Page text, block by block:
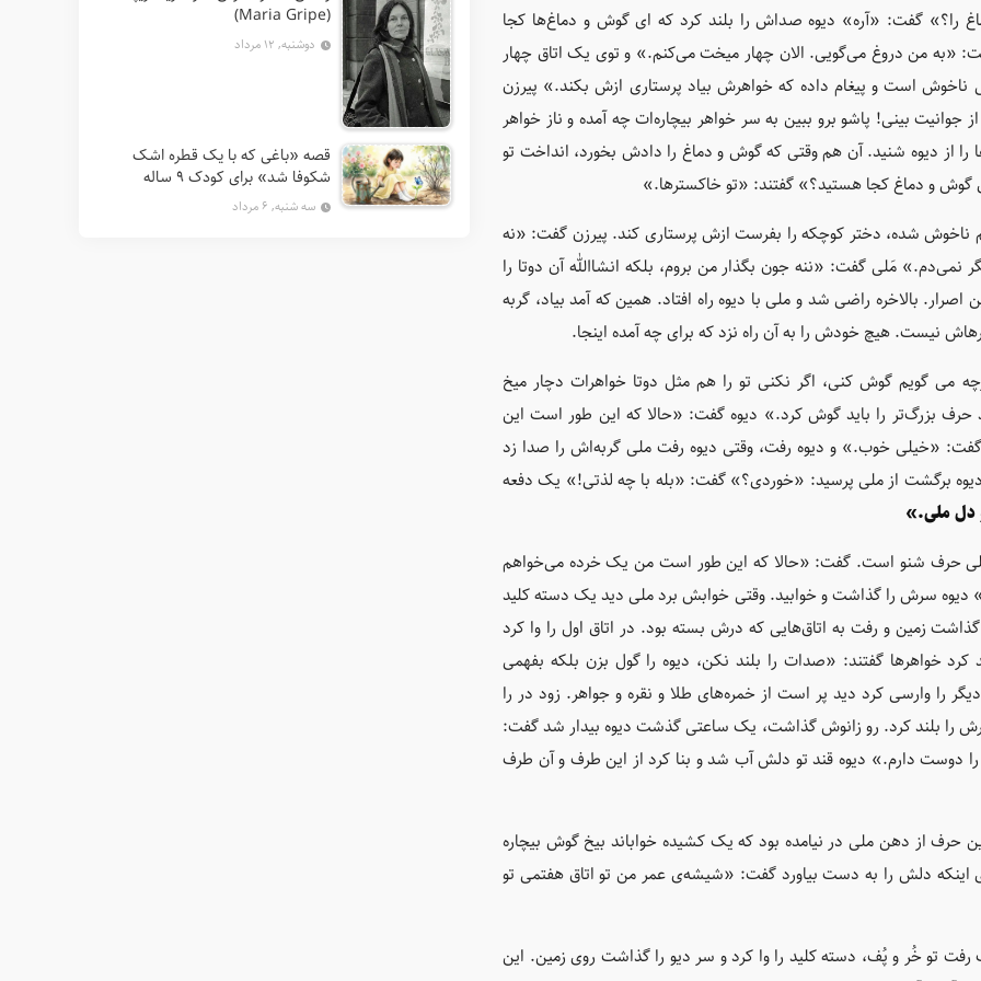
گفت: «آره» دیوه صداش را بلند کرد که‌ ای گوش و دماغ‌ها کجا
«به من دروغ می‌گویی. الان چهار میخت می‌کنم.» و توی یک اتاق چهار
است و پیغام داده که خواهرش بیاد پرستاری ازش بکند.» پیرزن
بینی! پاشو برو ببین به سر خواهر بیچاره‌ات چه آمده و ناز خواهر
را از دیوه شنید. آن هم وقتی که گوش و دماغ را دادش بخورد، انداخت تو
و دماغ کجا هستید؟» گفتند: «تو خاکسترها.»
ناخوش شده، دختر کوچکه را بفرست ازش پرستاری کند. پیرزن گفت: «نه
مَلی گفت: «ننه جون بگذار من بروم، بلکه انشاالله آن دوتا را
بالاخره راضی شد و ملی با دیوه راه افتاد. همین که آمد بیاد، گربه
نیست. هیچ خودش را به آن راه نزد که برای چه آمده اینجا.
می گویم گوش کنی، اگر نکنی تو را هم مثل دوتا خواهرات دچار میخ
بزرگ‌تر را باید گوش کرد.» دیوه گفت: «حالا که این طور است این
گفت: «خیلی خوب.» و دیوه رفت، وقتی دیوه رفت ملی گربه‌اش را صدا زد
دیوه برگشت از ملی پرسید: «خوردی؟» گفت: «بله با چه لذتی!» یک دفعه
دل ملی.»
حرف شنو است. گفت: «حالا که این طور است من یک خرده می‌خواهم
سرش را گذاشت و خوابید. وقتی خوابش برد ملی دید یک دسته کلید
زمین و رفت به اتاق‌هایی که درش بسته بود. در اتاق اول را وا کرد
خواهرها گفتند: «صدات را بلند نکن، دیوه را گول بزن بلکه بفهمی
وارسی کرد دید پر است از خمره‌های طلا و نقره و جواهر. زود در را
را بلند کرد. رو زانوش گذاشت، یک ساعتی گذشت دیوه بیدار شد گفت:
دارم.» دیوه قند تو دلش آب شد و بنا کرد از این طرف و آن طرف
از دهن ملی در نیامده بود که یک کشیده خواباند بیخ گوش بیچاره
دلش را به دست بیاورد گفت: «شیشه‌ی عمر من تو اتاق هفتمی تو
تو خُر و پُف، دسته کلید را وا کرد و سر دیو را گذاشت روی زمین. این
(Maria Gripe)
دوشنبه, ۱۲ مرداد
قصه «باغی که با یک قطره اشک
شکوفا شد» برای کودک ۹ ساله
سه شنبه, ۶ مرداد